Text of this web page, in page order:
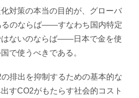
対策の本当の目的が、グローバ
るのならば——すなわち国内特定
はないのならば——日本で金を使
で使うべきである。
排出を抑制するための基本的な
すCO2がもたらす社会的コスト